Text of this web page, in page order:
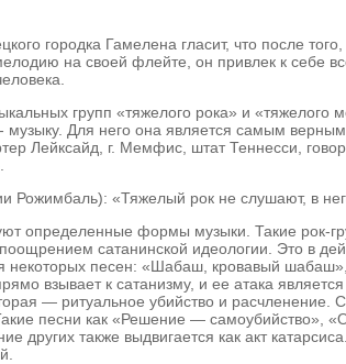
городка Гамелена гласит, что после
на своей флейте, он привлек к себе
групп «тяжелого рока» и
Для него она является самым
Лейксайд, г. Мемфис, штат Теннесси,
«Тяжелый рок не слушают, в
определенные формы музыки. Такие
сатанинской идеологии. Это в
некоторых песен: «Шабаш, кровавый
взывает к сатанизму, и ее атака
— ритуальное убийство и расчленение.
песни как «Решение — самоубийство»,
других также выдвигается как акт